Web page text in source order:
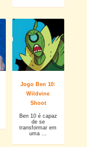
Jogo Ben 10:
Wildvine
Shoot
Ben 10 é capaz
de se
transformar em
uma ...